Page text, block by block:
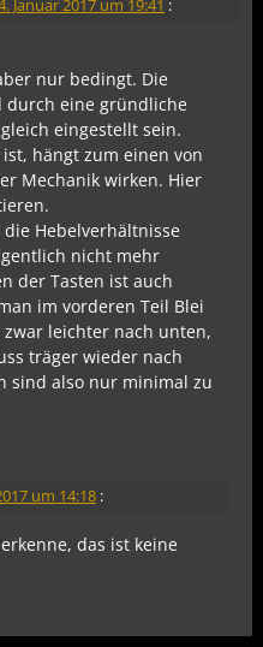
Januar 2017 um 19:41 :
nur bedingt. Die
durch eine gründliche
eingestellt sein.
hängt zum einen von
Mechanik wirken. Hier
Hebelverhältnisse
nicht mehr
der Tasten ist auch
im vorderen Teil Blei
leichter nach unten,
träger wieder nach
sind also nur minimal zu
um 14:18 :
das ist keine